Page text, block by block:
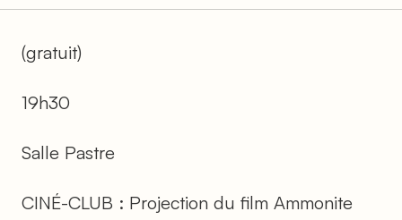
(gratuit)
19h30
Salle Pastre
CINÉ-CLUB : Projection du film Ammonite